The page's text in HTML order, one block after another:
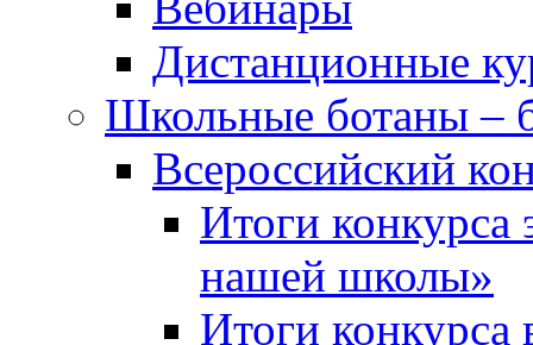
Дистанционные
Школьные ботаны –
Всероссийский
Итоги
нашей школы»
Итоги конкурса